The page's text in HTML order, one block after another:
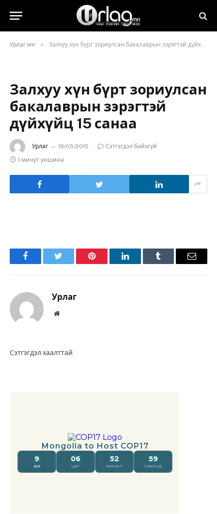
Урлаг.мн » Залхуу хүн бүрт зориулсан бакалаврын зэрэгтэй дүйхүйц 15 санаа
Залхуу хүн бүрт зориулсан
бакалаврын зэрэгтэй
дүйхүйц 15 санаа
Урлаг 18/05/2015
Сэтгэгдэл байхгүй
1 минут уншина
FacebookTwitter Pinterest LinkedInTumblr Имэйл
Урлаг
Вэбсайт
Сэтгэгдэл хаалттай